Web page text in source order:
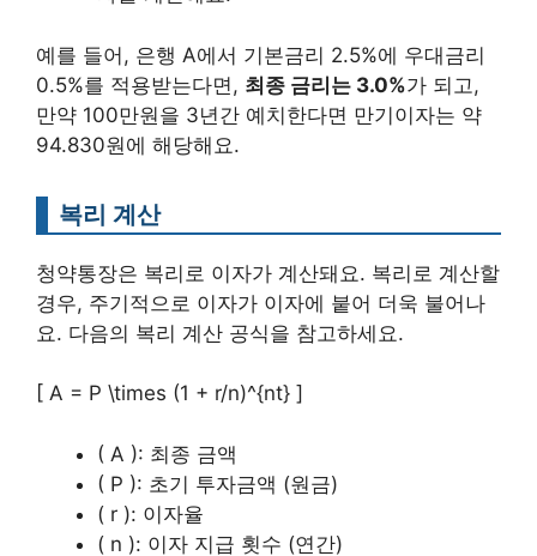
예를 들어, 은행 A에서 기본금리 2.5%에 우대금리
0.5%를 적용받는다면, 최종 금리는 3.0%가 되고,
만약 100만원을 3년간 예치한다면 만기이자는 약
94.830원에 해당해요.
복리 계산
청약통장은 복리로 이자가 계산돼요. 복리로 계산할
경우, 주기적으로 이자가 이자에 붙어 더욱 불어나
요. 다음의 복리 계산 공식을 참고하세요.
[ A = P \times (1 + r/n)^{nt} ]
( A ): 최종 금액
( P ): 초기 투자금액 (원금)
( r ): 이자율
( n ): 이자 지급 횟수 (연간)